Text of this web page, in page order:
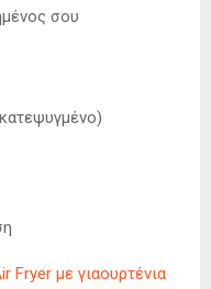
σου
με γιαουρτένια